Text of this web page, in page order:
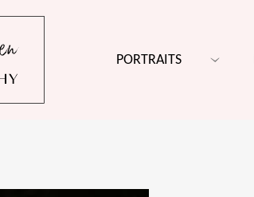
PORTRAITS